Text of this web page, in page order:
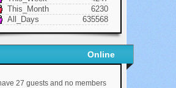
This_Month
6230
All_Days
635568
Online
27 guests and no members